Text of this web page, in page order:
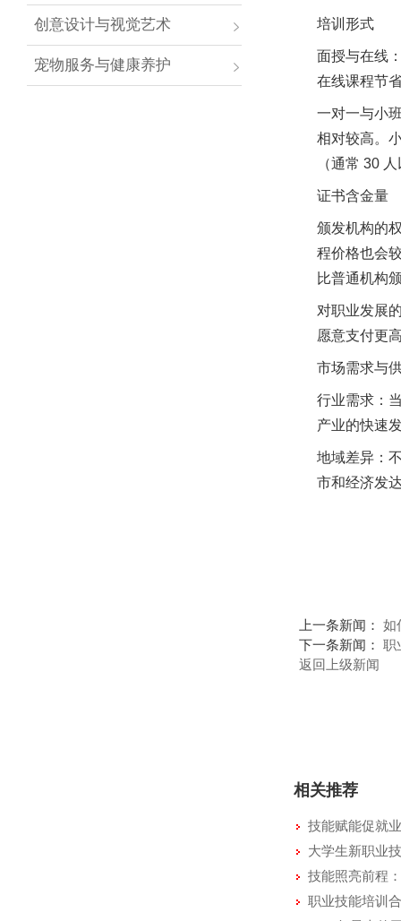
创意设计与视觉艺术
宠物服务与健康养护
培训形式
面授与在线
在线课程节
一对一与小
相对较高。
（通常 30
证书含金量
颁发机构的
程价格也会
比普通机构
对职业发展
愿意支付更
市场需求与
行业需求：
产业的快速
地域差异：
市和经济发
上一条新闻： 如
下一条新闻： 职
返回上级新闻
相关推荐
技能赋能促就
大学生新职业
技能照亮前程
职业技能培训